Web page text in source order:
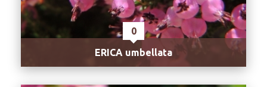
0
ERICA umbellata